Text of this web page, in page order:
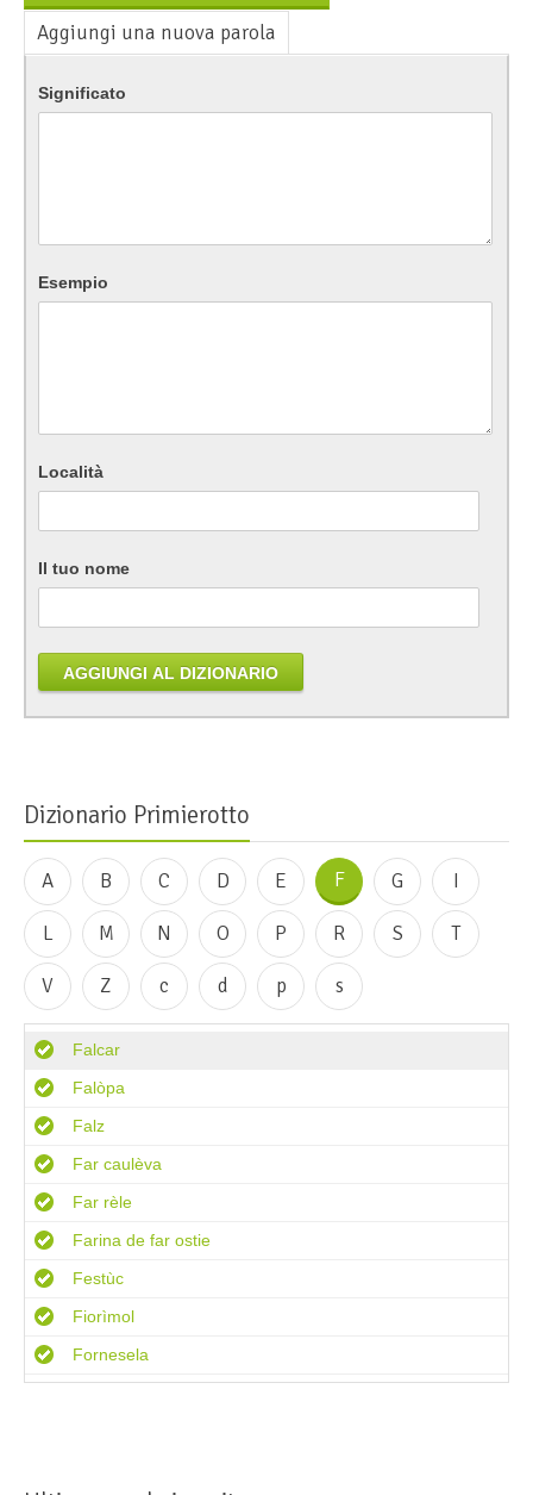
Aggiungi una nuova parola
Significato
Esempio
Località
Il tuo nome
AGGIUNGI AL DIZIONARIO
Dizionario Primierotto
A B C D E F G I
L M N O P R S T
V Z c d p s
Falcar
Falòpa
Falz
Far caulèva
Far rèle
Farina de far ostie
Festùc
Fiorìmol
Fornesela